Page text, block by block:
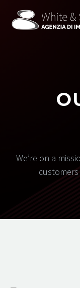
We’re on a